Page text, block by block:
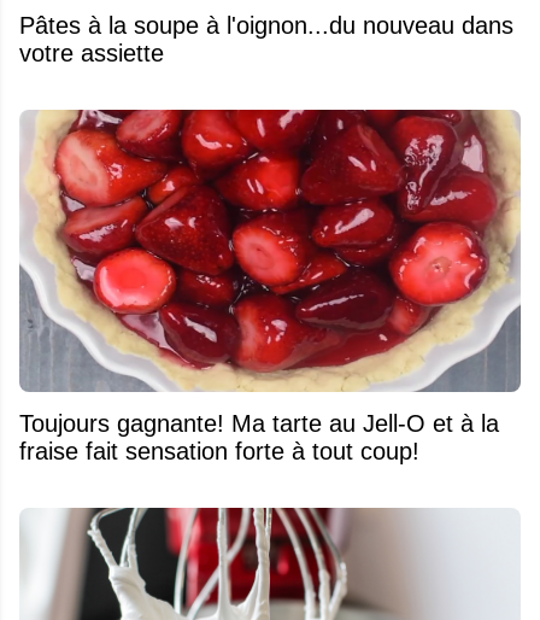
Pâtes à la soupe à l'oignon...du nouveau dans
votre assiette
Toujours gagnante! Ma tarte au Jell-O et à la
fraise fait sensation forte à tout coup!